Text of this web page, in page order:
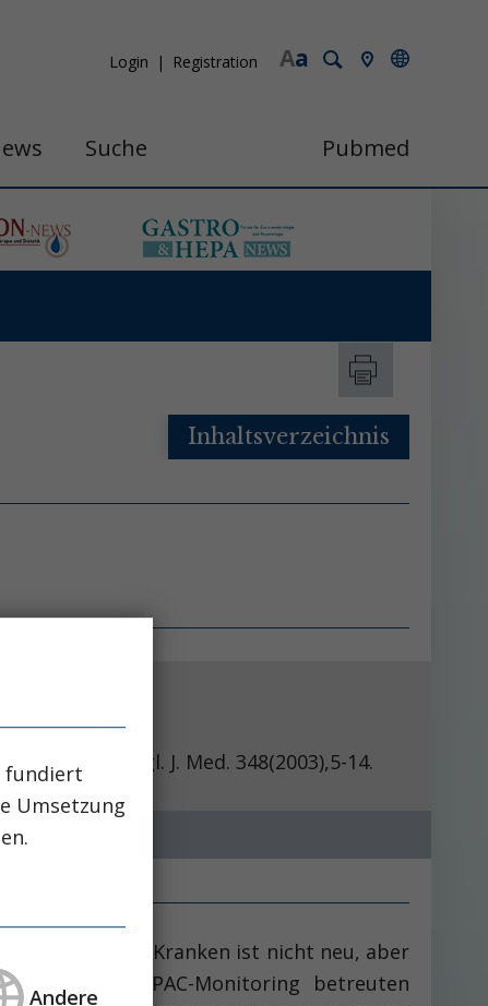
a
A
Login Registration
Suche Pubmed
Inhaltsverzeichnis
14.
bei kritisch Kranken ist nicht neu, aber
der mit PAC-Monitoring betreuten
fundiert
Umsetzung
Andere